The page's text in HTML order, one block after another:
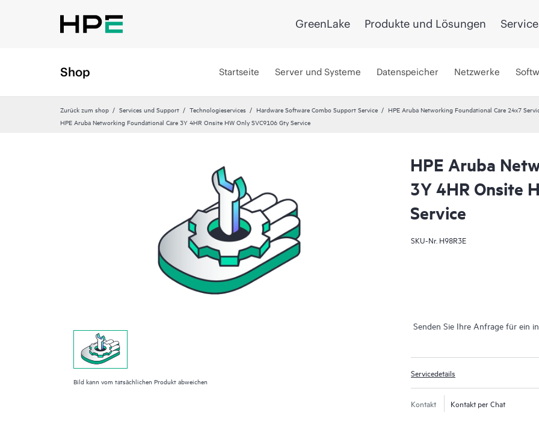
GreenLake Produkte und Lösungen
Shop Startseite Server und Systeme Datenspeicher Netzwerke
Zurück zum shop Services und Support Technologieservices Hardware Software Combo Support Service
HPE Aruba Networking Foundational Care 24x7
HPE Aruba Networking Foundational Care 3Y 4HR Onsite HW Only SVC9106 Gty Service
Bild kann vom tatsächlichen Produkt abweichen
HPE Aruba
3Y 4HR Onsite
Service
SKU-Nr. H98R3E
Senden Sie Ihre Anfrage für ein
Servicedetails
Kontakt Kontakt per Chat